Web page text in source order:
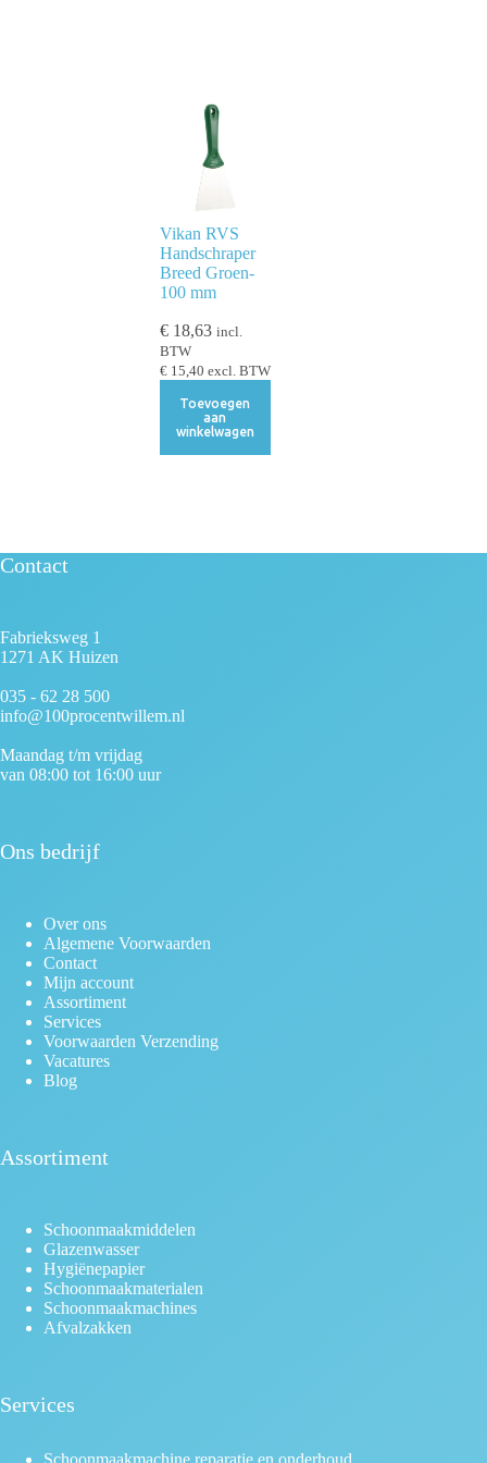
Vikan RVS
Handschraper
Breed Groen-
100 mm
€18,63 incl.
BTW
€15,40 excl. BTW
Toevoegen
aan
winkelwagen
Contact
Fabrieksweg 1
1271 AK Huizen
035 - 62 28 500
info@100procentwillem.nl
Maandag t/m vrijdag
van 08:00 tot 16:00 uur
Ons bedrijf
Over ons
Algemene Voorwaarden
Contact
Mijn account
Assortiment
Services
Voorwaarden Verzending
Vacatures
Blog
Assortiment
Schoonmaakmiddelen
Glazenwasser
Hygiënepapier
Schoonmaakmaterialen
Schoonmaakmachines
Afvalzakken
Services